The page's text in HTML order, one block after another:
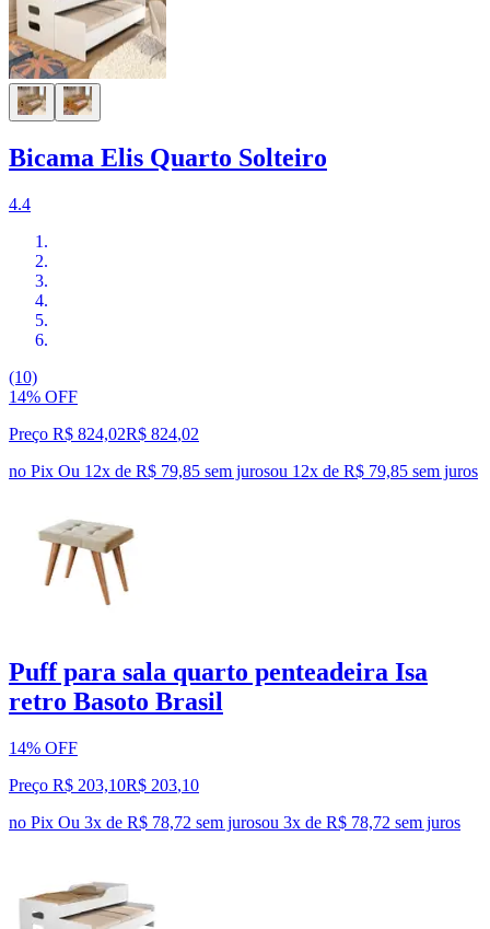
Bicama Elis Quarto Solteiro
4.4
(10)
14% OFF
Preço R$ 824,02R$ 824,02
no Pix Ou 12x de R$ 79,85 sem jurosou 12x de R$ 79,85 sem juros
Puff para sala quarto penteadeira Isa
retro Basoto Brasil
14% OFF
Preço R$ 203,10R$ 203,10
no Pix Ou 3x de R$ 78,72 sem jurosou 3x de R$ 78,72 sem juros